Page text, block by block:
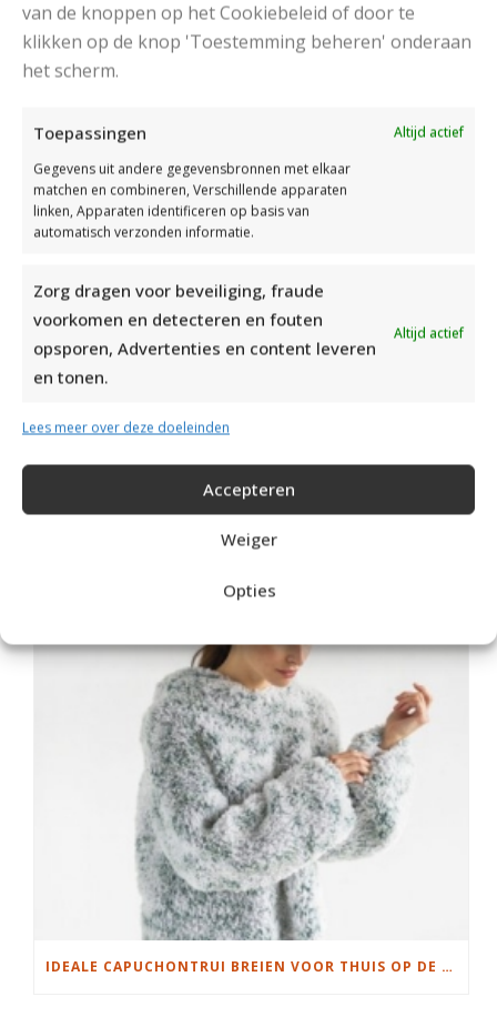
van de knoppen op het Cookiebeleid of door te
klikken op de knop 'Toestemming beheren' onderaan
het scherm.
Toepassingen
Altijd actief
Gegevens uit andere gegevensbronnen met elkaar
matchen en combineren, Verschillende apparaten
linken, Apparaten identificeren op basis van
automatisch verzonden informatie.
Zorg dragen voor beveiliging, fraude
voorkomen en detecteren en fouten
opsporen, Advertenties en content leveren
en tonen.
Altijd actief
Lees meer over deze doeleinden
Accepteren
Weiger
Opties
DAMESJAS BREIEN VAN HEERLIJK ZACHT GAREN
IDEALE CAPUCHONTRUI BREIEN VOOR THUIS OP DE BANK